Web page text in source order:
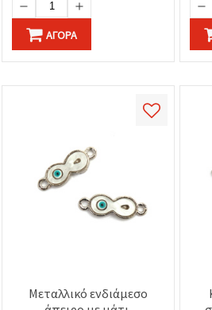
ΑΓΟΡΆ
Μεταλλικό ενδιάμεσο